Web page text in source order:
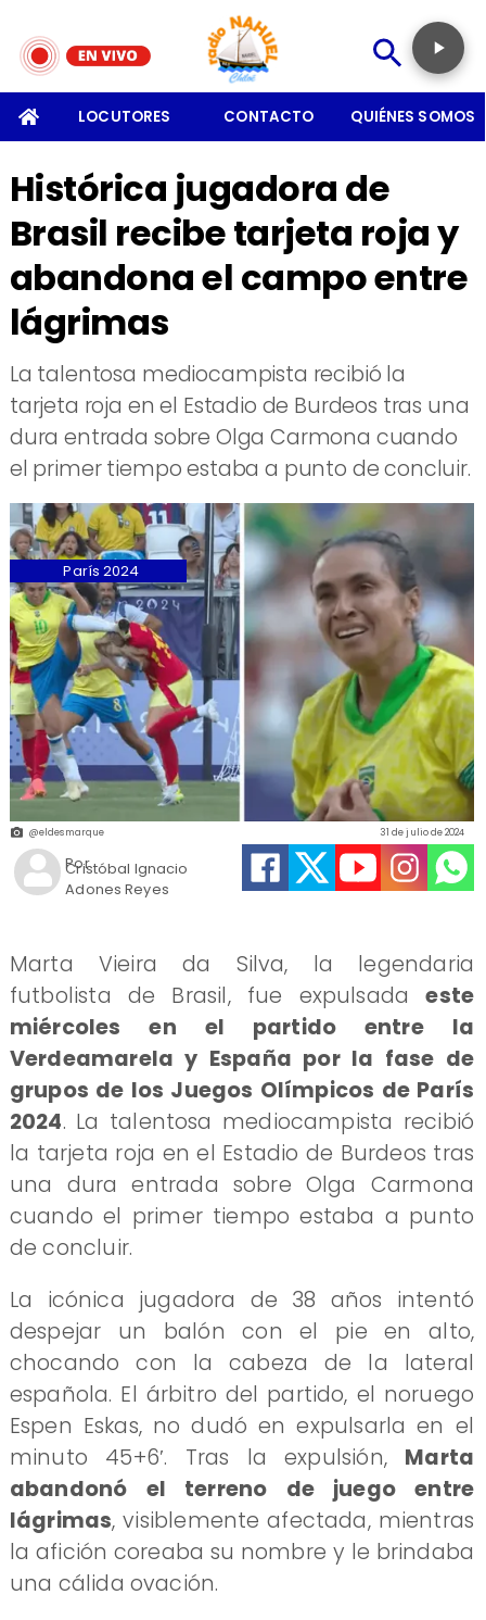
LOCUTORES CONTACTO QUIÉNES SOMOS
Histórica jugadora de
Brasil recibe tarjeta roja y
abandona el campo entre
lágrimas
La talentosa mediocampista recibió la
tarjeta roja en el Estadio de Burdeos tras una
dura entrada sobre Olga Carmona cuando
el primer tiempo estaba a punto de concluir.
@eldesmarque
Cristóbal Ignacio
Adones Reyes
31 de julio de 2024
París 2024
Por
Marta Vieira da Silva, la legendaria
futbolista de Brasil, fue expulsadaeste
miércoles en el partido entre la
Verdeamarela y España por la fase de
grupos de los Juegos Olímpicos de París
2024. La talentosa mediocampista recibió
la tarjeta roja en el Estadio de Burdeos tras
una dura entrada sobre Olga Carmona
cuando el primer tiempo estaba a punto
de concluir.
La icónica jugadora de 38 años intentó
despejar un balón con el pie en alto,
chocando con la cabeza de la lateral
española. El árbitro del partido, el noruego
Espen Eskas, no dudó en expulsarla en el
minuto 45+6′. Tras la expulsión, Marta
abandonó el terreno de juego entre
lágrimas, visiblemente afectada, mientras
la afición coreaba su nombre y le brindaba
una cálida ovación.